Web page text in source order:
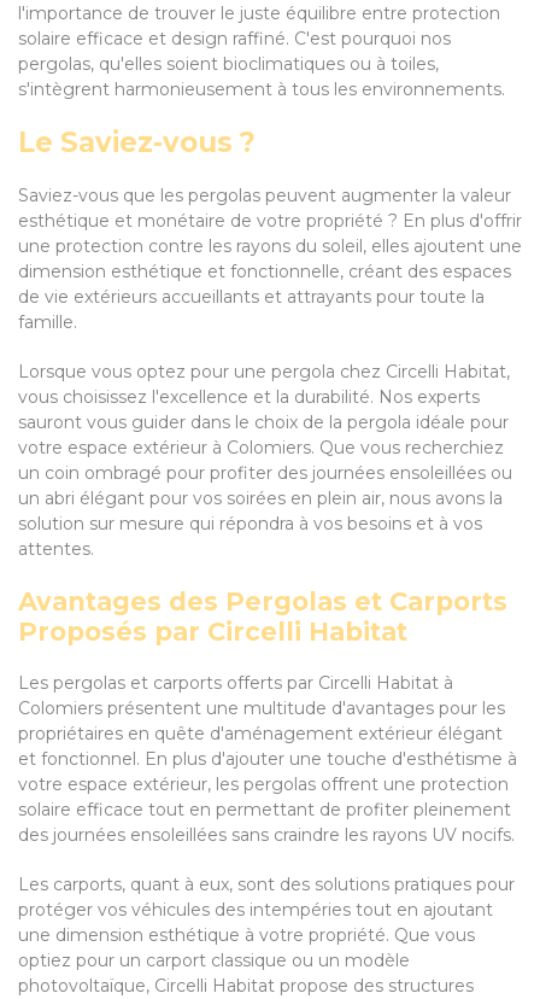
l'importance de trouver le juste équilibre entre protection
solaire efficace et design raffiné. C'est pourquoi nos
pergolas, qu'elles soient bioclimatiques ou à toiles,
s'intègrent harmonieusement à tous les environnements.
Le Saviez-vous ?
Saviez-vous que les pergolas peuvent augmenter la valeur
esthétique et monétaire de votre propriété ? En plus d'offrir
une protection contre les rayons du soleil, elles ajoutent une
dimension esthétique et fonctionnelle, créant des espaces
de vie extérieurs accueillants et attrayants pour toute la
famille.
Lorsque vous optez pour une pergola chez Circelli Habitat,
vous choisissez l'excellence et la durabilité. Nos experts
sauront vous guider dans le choix de la pergola idéale pour
votre espace extérieur à Colomiers. Que vous recherchiez
un coin ombragé pour profiter des journées ensoleillées ou
un abri élégant pour vos soirées en plein air, nous avons la
solution sur mesure qui répondra à vos besoins et à vos
attentes.
Avantages des Pergolas et Carports
Proposés par Circelli Habitat
Les pergolas et carports offerts par Circelli Habitat à
Colomiers présentent une multitude d'avantages pour les
propriétaires en quête d'aménagement extérieur élégant
et fonctionnel. En plus d'ajouter une touche d'esthétisme à
votre espace extérieur, les pergolas offrent une protection
solaire efficace tout en permettant de profiter pleinement
des journées ensoleillées sans craindre les rayons UV nocifs.
Les carports, quant à eux, sont des solutions pratiques pour
protéger vos véhicules des intempéries tout en ajoutant
une dimension esthétique à votre propriété. Que vous
optiez pour un carport classique ou un modèle
photovoltaïque, Circelli Habitat propose des structures